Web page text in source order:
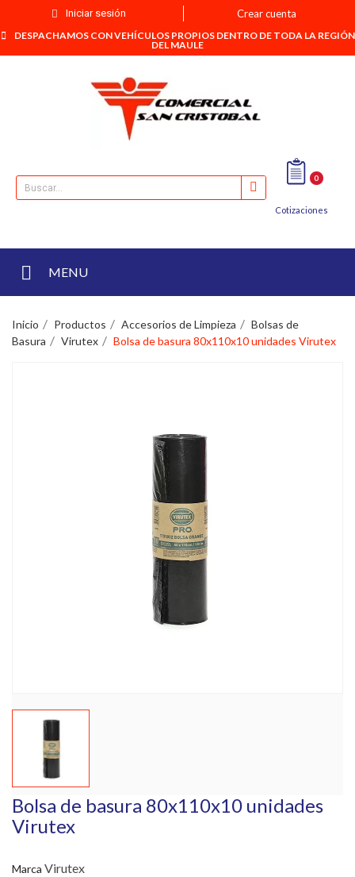
Iniciar sesión Crear cuenta
DESPACHAMOS CON VEHÍCULOS PROPIOS DENTRO DE TODA LA REGIÓN
DEL MAULE
0
Cotizaciones
MENU
Inicio Productos Accesorios de Limpieza
Bolsas de
Basura
Virutex Bolsa de basura 80x110x10 unidades Virutex
Bolsa de basura 80x110x10 unidades
Virutex
Marca Virutex